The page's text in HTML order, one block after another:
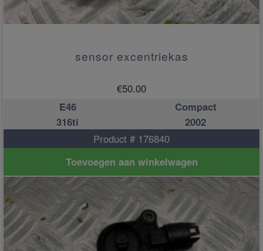
sensor excentriekas
€50.00
E46
Compact
316ti
2002
Product # 176840
Toevoegen aan winkelwagen